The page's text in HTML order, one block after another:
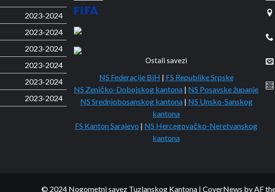
2023-2024
2023-2024
2023-2024
2023-2024
2023-2024
2023-2024
Ostali savezi
NS Federacije BiH | FS Republike Srpske
NS Zeničko-Dobojskog kantona | NS Posavske županje
NS Srednjobosanskog kantona | NS Unsko-Sanskog
kantona
FS Kanton Sarajevo | NS Hercegovačko-Neretvanskog
kantona
© 2024 Nogometni savez Tuzlanskog Kantona | CoverNews by AF